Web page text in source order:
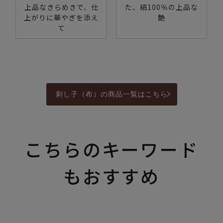
上品なきらめきで、仕
上がりに華やぎを添え
て
た、絹100％の上品な
艶
刺し子（布）の商品一覧はこちら
こちらのキーワード
もおすすめ